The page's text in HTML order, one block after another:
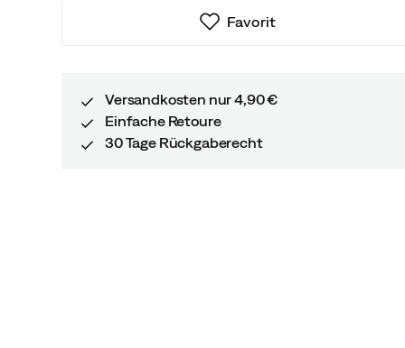
Favorit
Versandkosten nur 4,90 €
Einfache Retoure
30 Tage Rückgaberecht